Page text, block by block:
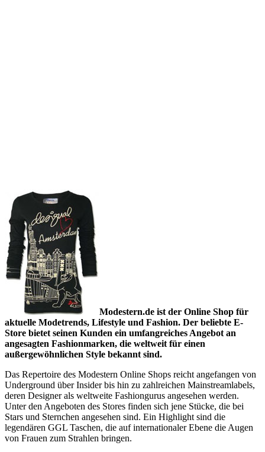
Modestern.de ist der Online Shop für
aktuelle Modetrends, Lifestyle und Fashion. Der beliebte E-
Store bietet seinen Kunden ein umfangreiches Angebot an
angesagten Fashionmarken, die weltweit für einen
außergewöhnlichen Style bekannt sind.
Das Repertoire des Modestern Online Shops reicht angefangen von
Underground über Insider bis hin zu zahlreichen Mainstreamlabels,
deren Designer als weltweite Fashiongurus angesehen werden.
Unter den Angeboten des Stores finden sich jene Stücke, die bei
Stars und Sternchen angesehen sind. Ein Highlight sind die
legendären GGL Taschen, die auf internationaler Ebene die Augen
von Frauen zum Strahlen bringen.